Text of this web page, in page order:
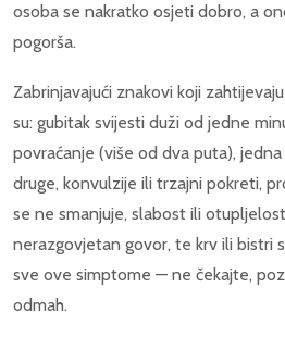
osoba se nakratko osjeti dobro, a
pogorša.
Zabrinjavajući znakovi koji
su: gubitak svijesti duži od jedne
povraćanje (više od dva puta),
druge, konvulzije ili trzajni pokreti,
se ne smanjuje, slabost ili
nerazgovjetan govor, te krv ili bistri
sve ove simptome — ne čekajte,
odmah.